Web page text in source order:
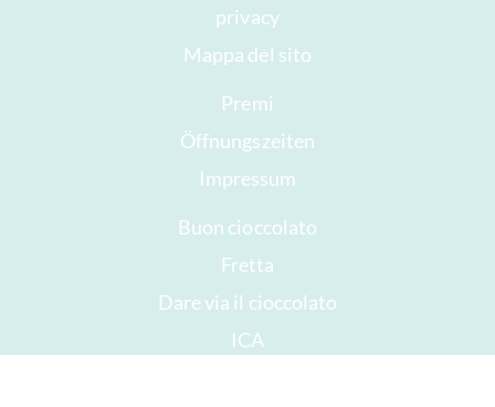
privacy
Mappa del sito
Premi
Öffnungszeiten
Impressum
Buon cioccolato
Fretta
Dare via il cioccolato
ICA